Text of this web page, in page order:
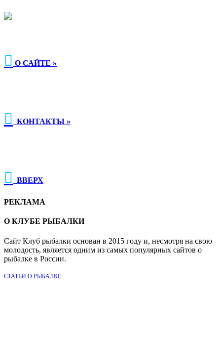
 О САЙТЕ »
 КОНТАКТЫ »
 ВВЕРХ
РЕКЛАМА
О КЛУБЕ РЫБАЛКИ
Сайт Клуб рыбалки основан в 2015 году и, несмотря на свою
молодость, является одним из самых популярных сайтов о
рыбалке в России.
СТАТЬИ О РЫБАЛКЕ